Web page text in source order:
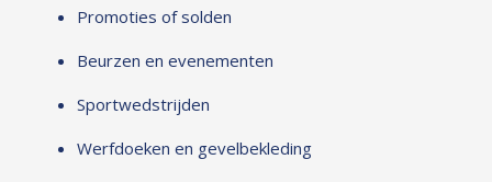
Promoties of solden
Beurzen en evenementen
Sportwedstrijden
Werfdoeken en gevelbekleding